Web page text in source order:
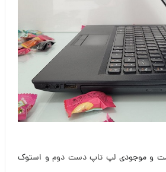
و موجودیلپ تاپ دست دومو استوک